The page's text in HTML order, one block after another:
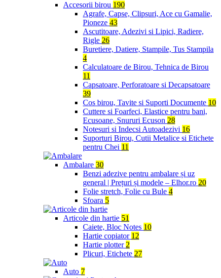
Accesorii birou 190
Agrafe, Capse, Clipsuri, Ace cu Gamalie,
Pioneze 43
Ascutitoare, Adezivi si Lipici, Radiere,
Rigle 26
Buretiere, Datiere, Stampile, Tus Stampila
4
Calculatoare de Birou, Tehnica de Birou
11
Capsatoare, Perforatoare si Decapsatoare
39
Cos birou, Tavite si Suporti Documente 10
Cuttere si Foarfeci, Elastice pentru bani,
Ecusoane, Snururi Ecuson 28
Notesuri si Indecsi Autoadezivi 16
Suporturi Birou, Cutii Metalice si Etichete
pentru Chei 11
Ambalare 30
Benzi adezive pentru ambalare și uz
general | Prețuri și modele – Elhor.ro 20
Folie stretch, Folie cu Bule 4
Sfoara 5
Articole din hartie 51
Caiete, Bloc Notes 10
Hartie copiator 12
Hartie plotter 2
Plicuri, Etichete 27
Auto 7